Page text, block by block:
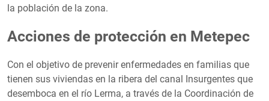
la población de la zona.
Acciones de protección en Metepec
Con el objetivo de prevenir enfermedades en familias que
tienen sus viviendas en la ribera del canal Insurgentes que
desemboca en el río Lerma, a través de la Coordinación de